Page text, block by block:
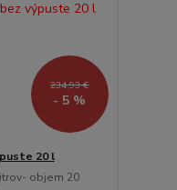
234,93 €
- 5 %
20 l
objem 20